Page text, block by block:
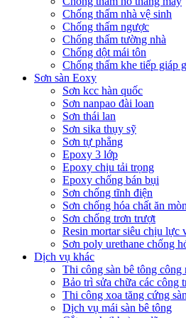
Chống thấm nhà vệ sinh
Chống thấm ngược
Chống thấm tường nhà
Chống dột mái tôn
Chống thấm khe tiếp giáp
Sơn sàn Eoxy
Sơn kcc hàn quốc
Sơn nanpao đài loan
Sơn thái lan
Sơn sika thụy sỹ
Sơn tự phẳng
Epoxy 3 lớp
Epoxy chịu tải trọng
Epoxy chống bán bụi
Sơn chống tĩnh điện
Sơn chống hóa chất ăn mòn
Sơn chống trơn trượt
Resin mortar siêu chịu lực
Sơn poly urethane chống
Dịch vụ khác
Thi công sàn bê tông công
Bảo trì sửa chữa các công
Thi công xoa tăng cứng
Dịch vụ mái sàn bê tông